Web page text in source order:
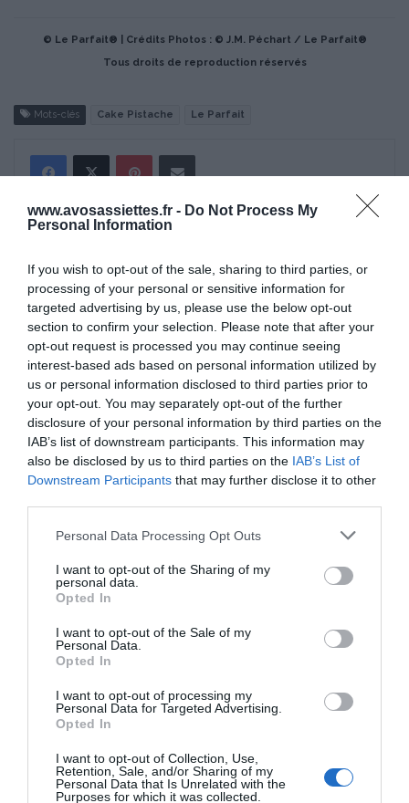
www.avosassiettes.fr - Do Not Process My
Personal Information
If you wish to opt-out of the sale, sharing to third parties, or
processing of your personal or sensitive information for
targeted advertising by us, please use the below opt-out
section to confirm your selection. Please note that after your
opt-out request is processed you may continue seeing
interest-based ads based on personal information utilized by
us or personal information disclosed to third parties prior to
your opt-out. You may separately opt-out of the further
disclosure of your personal information by third parties on the
IAB’s list of downstream participants. This information may
also be disclosed by us to third parties on the IAB’s List of
Downstream Participants that may further disclose it to other
Please note that this website/app uses one or more Google
not limited to your visit or usage behaviour. You may click to
grant or deny consent to Google and its third-party tags to
use your data for below specified purposes in below Google
consent section.
Personal Data Processing Opt Outs
I want to opt-out of the Sharing of my
personal data.
Opted In
I want to opt-out of the Sale of my
Personal Data.
Opted In
I want to opt-out of processing my
Personal Data for Targeted Advertising.
Opted In
I want to opt-out of Collection, Use,
Retention, Sale, and/or Sharing of my
Personal Data that Is Unrelated with the
Purposes for which it was collected.
© Le Parfait® | Crédits Photos : © J.M. Péchart / Le Parfait®
Tous droits de reproduction réservés
Mots-clés Cake Pistache Le Parfait